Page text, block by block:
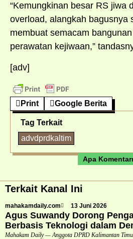
“Kemungkinan besar RS jiwa
overload, alangkah bagusnya
membuat semacam
perawatan kejiwaan,”
[adv]
Print Google Berita
Tag Terkait
advdprdkaltim
Apa
Terkait Kanal Ini
mahakamdaily.com 13 Juni 2026
Agus Suwandy Dorong
Berbasis Teknologi dalam
Mahakam Daily — Anggota DPRD Kalimantan